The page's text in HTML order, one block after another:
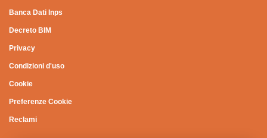
Banca Dati Inps
Decreto BIM
Privacy
Condizioni d'uso
Cookie
Preferenze Cookie
Reclami